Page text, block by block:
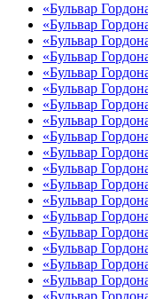
«Бульвар
«Бульвар
«Бульвар
«Бульвар
«Бульвар
«Бульвар
«Бульвар
«Бульвар
«Бульвар
«Бульвар
«Бульвар
«Бульвар
«Бульвар
«Бульвар
«Бульвар
«Бульвар
«Бульвар
«Бульвар
«Бульвар